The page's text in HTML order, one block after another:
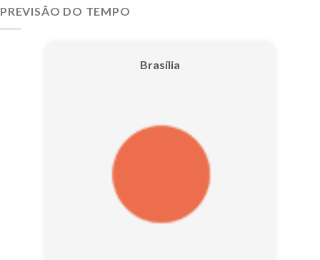
PREVISÃO DO TEMPO
Brasília